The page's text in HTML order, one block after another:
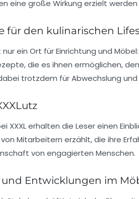
eine große Wirkung erzielt
für den kulinarischen
nur ein Ort für Einrichtung und
die es ihnen ermöglichen,
trotzdem für Abwechslung
XXXLerhalten die Leser einen
Mitarbeitern erzählt, die ihre
von engagierten Menschen.
und Entwicklungen im